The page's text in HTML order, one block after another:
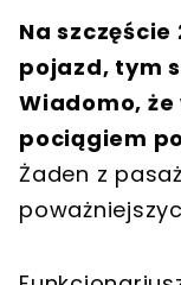
Na
pojazd, tym
Wiadomo,
pociągiem
Żaden z